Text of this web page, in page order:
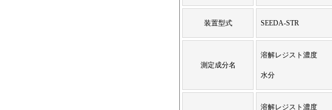
装置型式 SEEDA-STR
測定成分名
溶解レジスト濃度
水分
溶解レジスト濃度